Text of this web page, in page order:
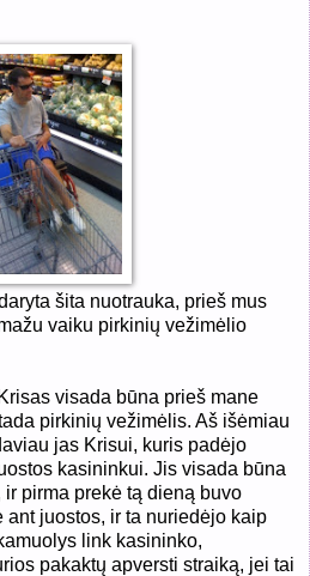
šita nuotrauka, prieš mus
vaiku pirkinių vežimėlio
visada būna prieš mane
pirkinių vežimėlis. Aš išėmiau
jas Krisui, kuris padėjo
kasininkui. Jis visada būna
pirma prekė tą dieną buvo
juostos, ir ta nuriedėjo kaip
link kasininko,
pakaktų apversti straiką, jei tai